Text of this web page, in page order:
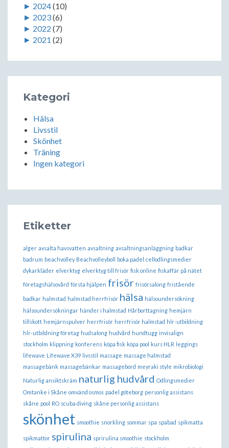
► 2024(10)
► 2023(6)
► 2022 (7)
► 2021 (2)
Kategori
Hälsa
Livsstil
Skönhet
Träning
Ingen kategori
Etiketter
alger avsalta havsvatten avsaltning avsaltningsanläggning badkar
badrum beachvolley Beachvolleyboll boka padel cellodlingsmedier
dykarkläder elverktyg elverktyg till frisör fisk online fiskaffär på nätet
företagshälsovård första hjälpen frisör frisörsalong fristående
badkar halmstad halmstad herrfrisör hälsa hälsoundersökning
hälsoundersökningar händer i halmstad Hårborttagning hemjärn
tillskott hemjärnspulver herrfrisör herrfrisör halmstad hlr-utbildning
hlr-utbildning företag hudsalong hudvård hundtugg invisalign
stockholm klippning konferens köpa fisk köpa pool kurs HLR leggings
lifewave Lifewave X39 livsstil massage massage halmstad
massagebänk massagebänkar massagebord meyraki style mikrobiologi
Naturlig ansiktskräm naturlig hudvård Odlingsmedier
Omtanke i Skåne omvänd osmos padel göteborg personlig assistans
skåne pool RO scuba diving skåne personlig assistans
skönhet smoothie snorkling sommar spa spabad spikmatta
spikmattor spirulina sprirulina smoothie stockholm